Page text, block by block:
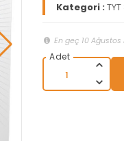
Kategori :
En geç 10